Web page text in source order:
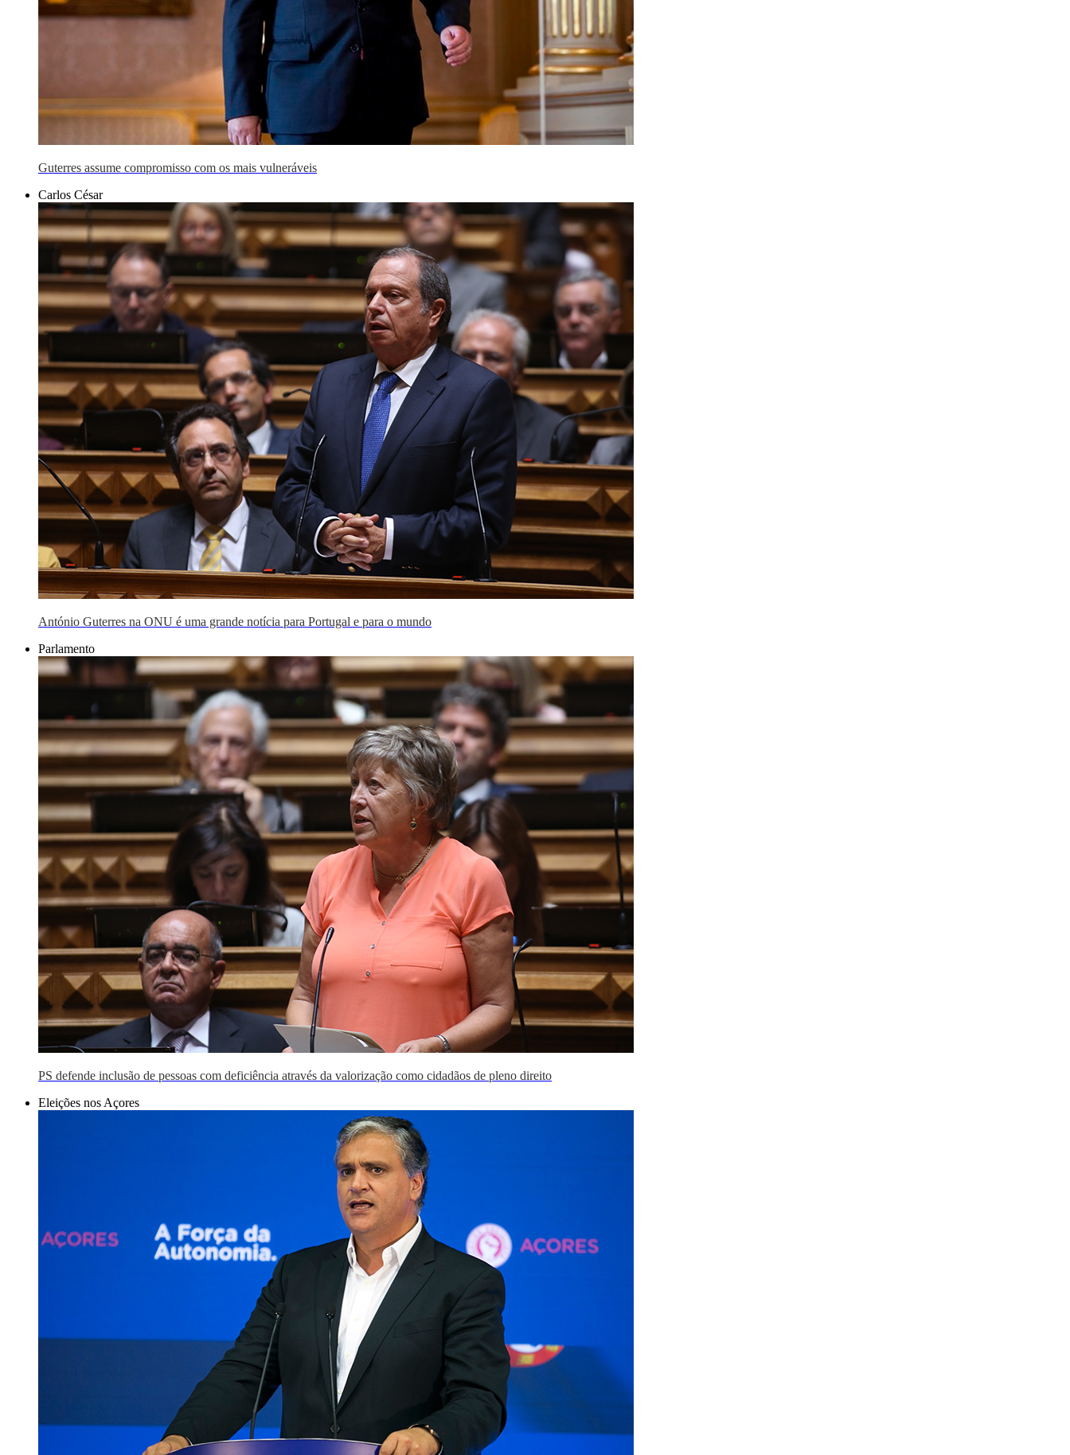
Guterres assume compromisso com os mais vulneráveis
Carlos César
António Guterres na ONU é uma grande notícia para Portugal e para o mundo
Parlamento
PS defende inclusão de pessoas com deficiência através da valorização como cidadãos de pleno direito
Eleições nos Açores